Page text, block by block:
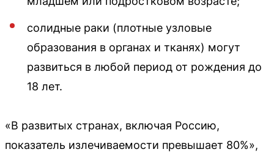
солидные раки (плотные узловые
образования в органах и тканях) могут
развиться в любой период от рождения до
18 лет.
«В развитых странах, включая Россию,
показатель излечиваемости превышает 80%»,